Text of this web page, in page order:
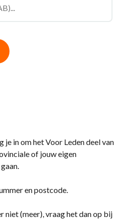
in om het Voor Leden deel van
of jouw eigen
en postcode.
niet (meer), vraag het dan op bij